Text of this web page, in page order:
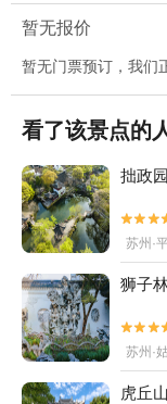
暂无报价
暂无门票预订，我们
看了该景点的
拙政园
苏州·
狮子
苏州·
虎丘